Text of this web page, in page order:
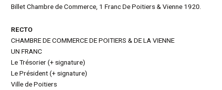
Billet Chambre de Commerce, 1 Franc De Poitiers & Vienne 1920.
RECTO
CHAMBRE DE COMMERCE DE POITIERS & DE LA VIENNE
UN FRANC
Le Trésorier (+ signature)
Le Président (+ signature)
Ville de Poitiers